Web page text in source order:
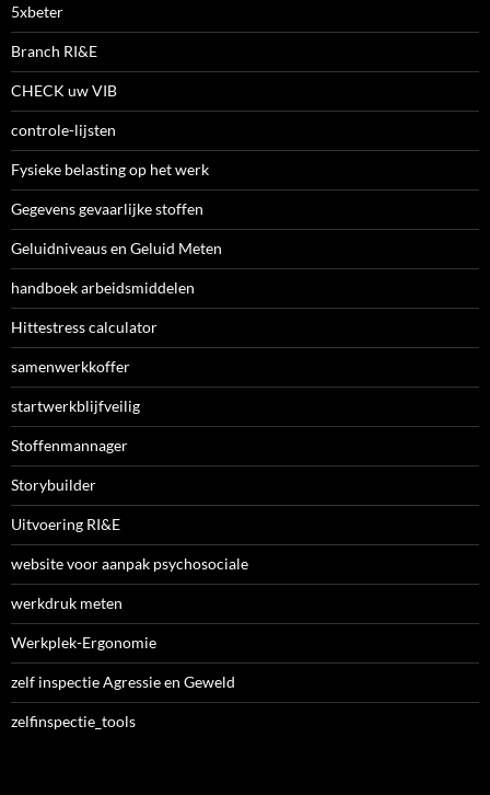
5xbeter
Branch RI&E
CHECK uw VIB
controle-lijsten
Fysieke belasting op het werk
Gegevens gevaarlijke stoffen
Geluidniveaus en Geluid Meten
handboek arbeidsmiddelen
Hittestress calculator
samenwerkkoffer
startwerkblijfveilig
Stoffenmannager
Storybuilder
Uitvoering RI&E
website voor aanpak psychosociale
werkdruk meten
Werkplek-Ergonomie
zelf inspectie Agressie en Geweld
zelfinspectie_tools